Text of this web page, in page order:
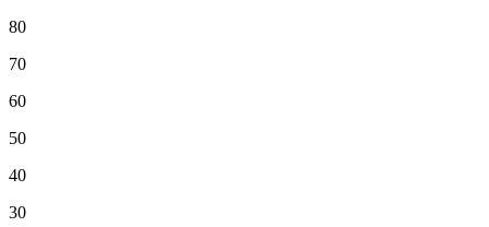
80
70
60
50
40
30